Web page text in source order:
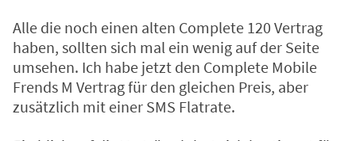
Alle die noch einen alten Complete 120 Vertrag
haben, sollten sich mal ein wenig auf der Seite
umsehen. Ich habe jetzt den Complete Mobile
Frends M Vertrag für den gleichen Preis, aber
zusätzlich mit einer SMS Flatrate.